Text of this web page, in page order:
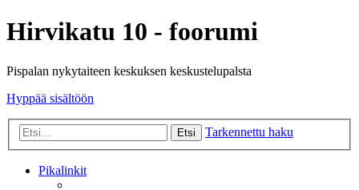
Hirvikatu 10 - foorumi
Pispalan nykytaiteen keskuksen keskustelupalsta
Hyppää sisältöön
Etsi Tarkennettu haku
Pikalinkit